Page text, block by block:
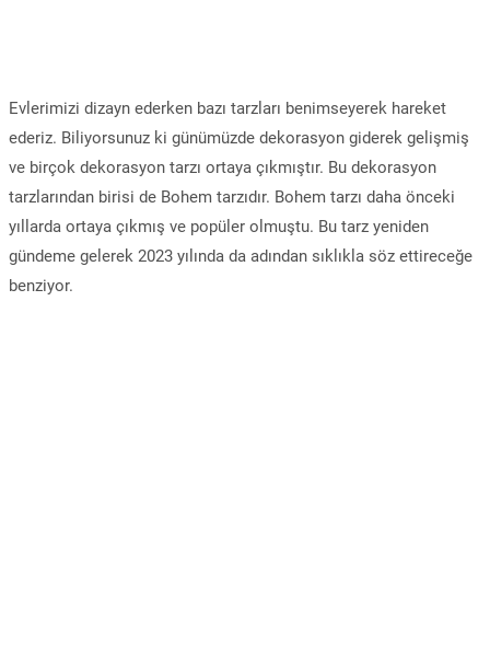
Evlerimizi dizayn ederken bazı tarzları benimseyerek hareket
ederiz. Biliyorsunuz ki günümüzde dekorasyon giderek gelişmiş
ve birçok dekorasyon tarzı ortaya çıkmıştır. Bu dekorasyon
tarzlarından birisi de Bohem tarzıdır. Bohem tarzı daha önceki
yıllarda ortaya çıkmış ve popüler olmuştu. Bu tarz yeniden
gündeme gelerek 2023 yılında da adından sıklıkla söz ettireceğe
benziyor.